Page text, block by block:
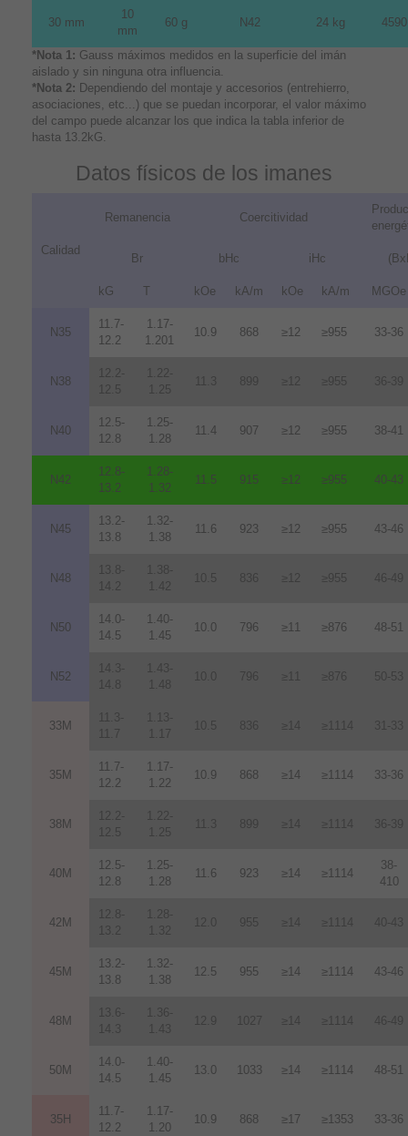
30 mm
10
mm
60 g N42 24 kg
*Nota 1: Gauss máximos medidos en la superficie del imán
aislado y sin ninguna otra influencia.
*Nota 2: Dependiendo del montaje y accesorios (entrehierro,
asociaciones, etc...) que se puedan incorporar, el valor máximo
del campo puede alcanzar los que indica la tabla inferior de
hasta 13.2kG.
Datos físicos de los imanes
Calidad
Remanencia Coercitividad
Br bHc iHc
kG T kOe kA/m kOe kA/m MGOe
N35
11.7-
12.2
1.17-
1.201
10.9 868 ≥12 ≥955 33-36
N38
12.2-
12.5
1.22-
1.25
11.3 899 ≥12 ≥955 36-39
N40
12.5-
12.8
1.25-
1.28
11.4 907 ≥12 ≥955 38-41
N42
12.8-
13.2
1.28-
1.32
11.5 915 ≥12 ≥955 40-43
N45
13.2-
13.8
1.32-
1.38
11.6 923 ≥12 ≥955 43-46
N48
13.8-
14.2
1.38-
1.42
10.5 836 ≥12 ≥955 46-49
N50
14.0-
14.5
1.40-
1.45
10.0 796 ≥11 ≥876 48-51
N52
14.3-
14.8
1.43-
1.48
10.0 796 ≥11 ≥876 50-53
33M
11.3-
11.7
1.13-
1.17
10.5 836 ≥14 ≥1114 31-33
35M
11.7-
12.2
1.17-
1.22
10.9 868 ≥14 ≥1114 33-36
38M
12.2-
12.5
1.22-
1.25
11.3 899 ≥14 ≥1114 36-39
40M
12.5-
12.8
1.25-
1.28
11.6 923 ≥14 ≥1114
38-
410
42M
12.8-
13.2
1.28-
1.32
12.0 955 ≥14 ≥1114 40-43
45M
13.2-
13.8
1.32-
1.38
12.5 955 ≥14 ≥1114 43-46
48M
13.6-
14.3
1.36-
1.43
12.9 1027 ≥14 ≥1114 46-49
50M
14.0-
14.5
1.40-
1.45
13.0 1033 ≥14 ≥1114 48-51
35H
11.7-
12.2
1.17-
1.20
10.9 868 ≥17 ≥1353 33-36